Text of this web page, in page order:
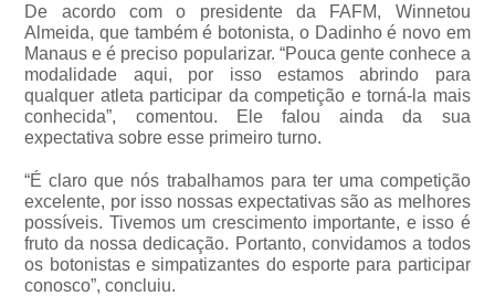
De acordo com o presidente da FAFM, Winnetou
Almeida, que também é botonista, o Dadinho é novo em
Manaus e é preciso popularizar. “Pouca gente conhece a
modalidade aqui, por isso estamos abrindo para
qualquer atleta participar da competição e torná-la mais
conhecida”, comentou. Ele falou ainda da sua
expectativa sobre esse primeiro turno.
“É claro que nós trabalhamos para ter uma competição
excelente, por isso nossas expectativas são as melhores
possíveis. Tivemos um crescimento importante, e isso é
fruto da nossa dedicação. Portanto, convidamos a todos
os botonistas e simpatizantes do esporte para participar
conosco”, concluiu.